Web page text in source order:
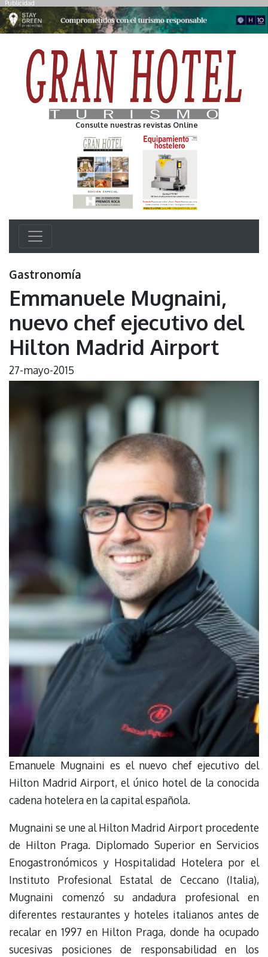
Publicidad
Consulte nuestras revistas Online
Gastronomía
Emmanuele Mugnaini,
nuevo chef ejecutivo del
Hilton Madrid Airport
27-mayo-2015
Emanuele Mugnaini es el nuevo chef ejecutivo del
Hilton Madrid Airport, el único hotel de la conocida
cadena hotelera en la capital española.
Mugnaini se une al Hilton Madrid Airport procedente
de Hilton Praga. Diplomado Superior en Servicios
Enogastronómicos y Hospitalidad Hotelera por el
Instituto Profesional Estatal de Ceccano (Italia),
Mugnaini comenzó su andadura profesional en
diferentes restaurantes y hoteles italianos antes de
recalar en 1997 en Hilton Praga, donde ha ocupado
sucesivas posiciones de responsabilidad en los